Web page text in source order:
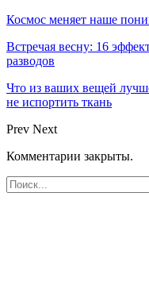
Космос меняет наше
Встречая весну: 16
разводов
Что из ваших вещей
не испортить ткань
Prev Next
Комментарии закрыты.